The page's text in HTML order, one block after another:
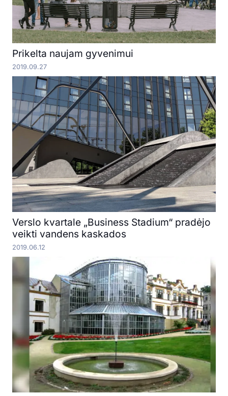
Prikelta naujam gyvenimui
2019.09.27
Verslo kvartale „Business Stadium“ pradėjo
veikti vandens kaskados
2019.06.12